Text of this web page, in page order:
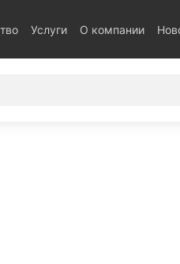
Услуги О компании